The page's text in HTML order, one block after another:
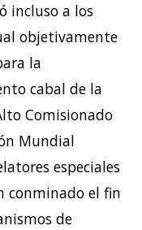
incluso a los
objetivamente
la
cabal de la
Comisionado
Mundial
especiales
conminado el fin
de